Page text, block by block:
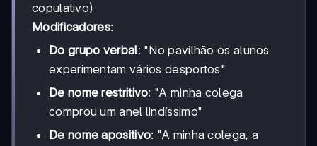
copulativo)
Modificadores:
Do grupo verbal: "No pavilhão os alunos
experimentam vários desportos"
De nome restritivo: "A minha colega
comprou um anel lindíssimo"
De nome apositivo: "A minha colega, a